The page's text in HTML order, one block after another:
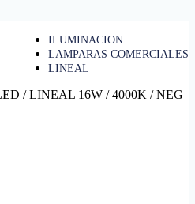
ILUMINACION
LAMPARAS COMERCIALES
LINEAL